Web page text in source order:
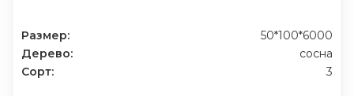
Размер:
50*100*6000
Дерево:
сосна
Сорт:
3